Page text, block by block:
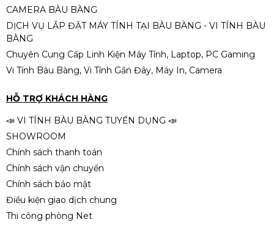
4650U 16GB 256GB SSD 14INH
OLED Siêu Mạnh Giá Tốt (Like
16.900.000đ
CAMERA BÀU BÀNG
DỊCH VỤ LẮP ĐẶT MÁY TÍNH TẠI BÀU BÀNG - VI TÍNH BÀU
BÀNG
Chuyên Cung Cấp Linh Kiện Máy Tính, Laptop, PC Gaming
Vi Tính Bàu Bàng, Vi Tính Gần Đây, Máy In, Camera
HỖ TRỢ KHÁCH HÀNG
📣 VI TÍNH BÀU BÀNG TUYỂN DỤNG 📣
SHOWROOM
Chính sách thanh toán
Chính sách vận chuyển
Chính sách bảo mật
Điều kiện giao dịch chung
Thi công phòng Net